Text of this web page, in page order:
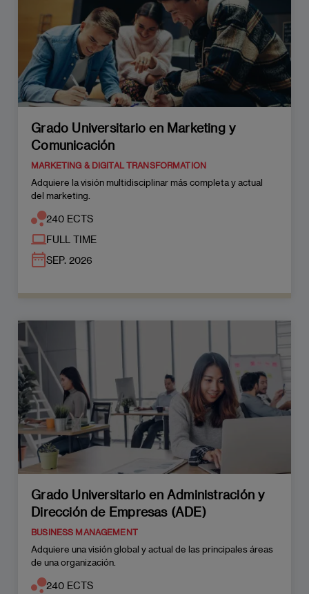
Grado Universitario en Marketing y
Comunicación
MARKETING & DIGITAL TRANSFORMATION
Adquiere la visión multidisciplinar más completa y actual
del marketing.
240 ECTS
FULL TIME
SEP. 2026
Grado Universitario en Administración y
Dirección de Empresas (ADE)
BUSINESS MANAGEMENT
Adquiere una visión global y actual de las principales áreas
de una organización.
240 ECTS